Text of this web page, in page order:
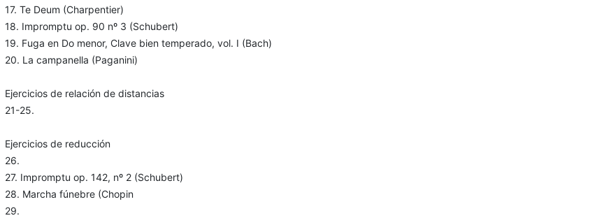
17. Te Deum (Charpentier)
18. Impromptu op. 90 nº 3 (Schubert)
19. Fuga en Do menor, Clave bien temperado, vol. I (Bach)
20. La campanella (Paganini)
Ejercicios de relación de distancias
21-25.
Ejercicios de reducción
26.
27. Impromptu op. 142, nº 2 (Schubert)
28. Marcha fúnebre (Chopin
29.